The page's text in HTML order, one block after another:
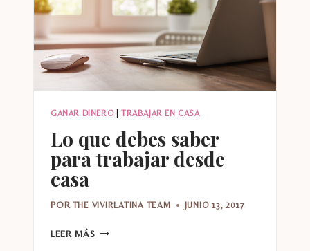
GANAR DINERO| TRABAJAR EN CASA
Lo que debes saber
para trabajar desde
casa
POR THE VIVIRLATINA TEAM JUNIO 13, 2017
LEER MÁS LO